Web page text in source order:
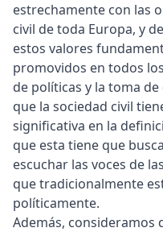
estrechamente con las
civil de toda Europa, y
estos valores
promovidos en todos
de políticas y la toma de
que la sociedad civil
significativa en la
que esta tiene que
escuchar las voces de
que tradicionalmente
políticamente.
Además, consideramos